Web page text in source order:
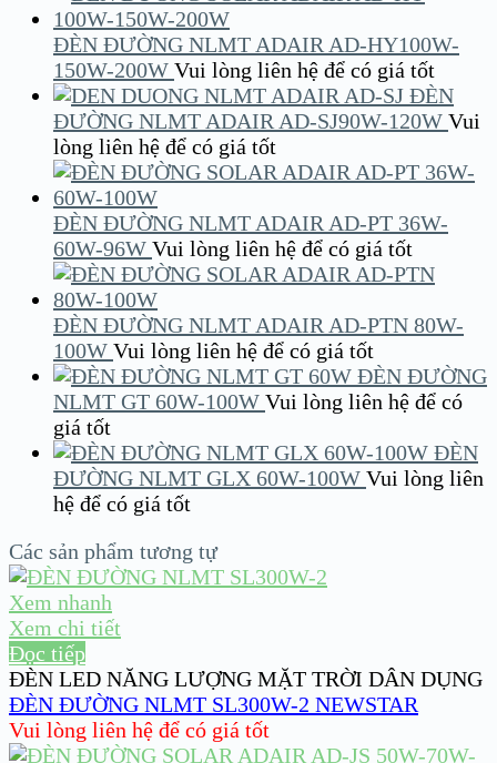
ĐÈN ĐƯỜNG NLMT ADAIR AD-HY100W-
150W-200W Vui lòng liên hệ để có giá tốt
ĐÈN
ĐƯỜNG NLMT ADAIR AD-SJ90W-120W Vui
lòng liên hệ để có giá tốt
ĐÈN ĐƯỜNG NLMT ADAIR AD-PT 36W-
60W-96W Vui lòng liên hệ để có giá tốt
ĐÈN ĐƯỜNG NLMT ADAIR AD-PTN 80W-
100W Vui lòng liên hệ để có giá tốt
ĐÈN ĐƯỜNG
NLMT GT 60W-100W Vui lòng liên hệ để có
giá tốt
ĐÈN
ĐƯỜNG NLMT GLX 60W-100W Vui lòng liên
hệ để có giá tốt
Các sản phẩm tương tự
Xem nhanh
Xem chi tiết
Đọc tiếp
ĐÈN LED NĂNG LƯỢNG MẶT TRỜI DÂN DỤNG
ĐÈN ĐƯỜNG NLMT SL300W-2 NEWSTAR
Vui lòng liên hệ để có giá tốt